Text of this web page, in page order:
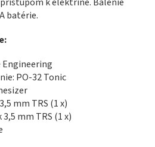
batérie.
Engineering
PO-32 Tonic
mm TRS (1 x)
mm TRS (1 x)